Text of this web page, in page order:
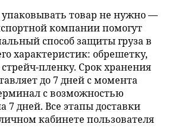
товар не нужно —
компании помогут
способ защиты груза в
характеристик: обрешетку,
пленку. Срок хранения
до 7 дней с момента
с возможностью
7 дней. Все этапы доставки
кабинете пользователя